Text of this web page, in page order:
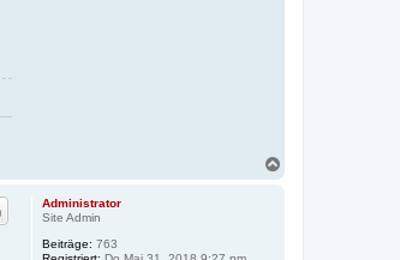
Administrator
Site Admin
Beiträge: 763